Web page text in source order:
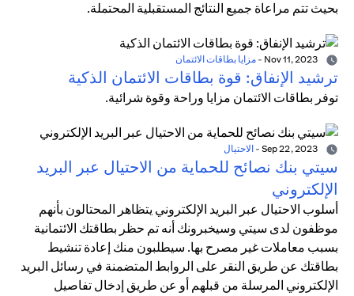
بحيث تتم مراعاة جميع النتائج المستقبلية المحتملة.
- مزايا بطاقات الائتمان
ترشيد الإنفاق: قوة بطاقات الائتمان الذكية
توفر بطاقات الائتمان مزايا وراحة وقوة شرائية.
- الاحتيال
سيتي بنك نصائح للحماية من الاحتيال عبر البريد
الإلكتروني
أسلوب الاحتيال عبر البريد الإلكتروني يتظاهر المحتالون بأنهم
موظفون لدى سيتي وسيخبرونك أنه تم حظر بطاقتك الائتمانية
بسبب معاملات غير مصرح بها. سيطلبون منك إعادة تنشيط
بطاقتك عن طريق النقر على الروابط المتضمنة في رسائل البريد
الإلكتروني المرسلة من قبلهم أو عن طريق إدخال تفاصيل